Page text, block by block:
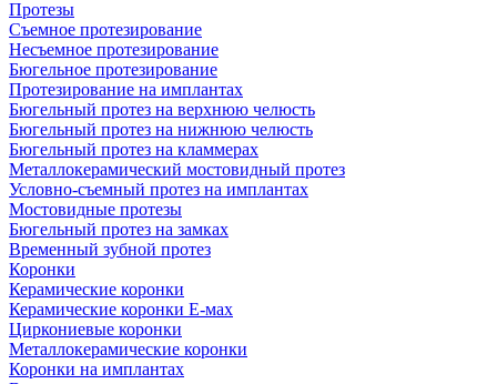
Протезы
Съемное протезирование
Несъемное протезирование
Бюгельное протезирование
Протезирование на имплантах
Бюгельный протез на верхнюю челюсть
Бюгельный протез на нижнюю челюсть
Бюгельный протез на кламмерах
Металлокерамический мостовидный протез
Условно-съемный протез на имплантах
Мостовидные протезы
Бюгельный протез на замках
Временный зубной протез
Коронки
Керамические коронки
Керамические коронки Е-мах
Циркониевые коронки
Металлокерамические коронки
Коронки на имплантах